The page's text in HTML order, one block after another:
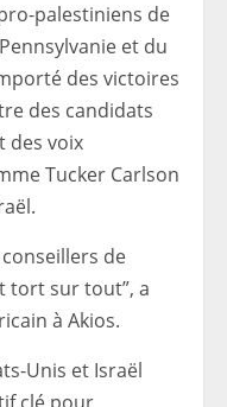
palestiniens de
et du
des victoires
des candidats
des voix
Tucker Carlson
de
tort sur tout”, a
à Akios.
Unis et Israël